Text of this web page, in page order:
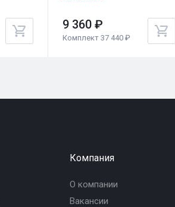
9 360 ₽
Комплект 37 440 ₽
Компания
О компании
Вакансии